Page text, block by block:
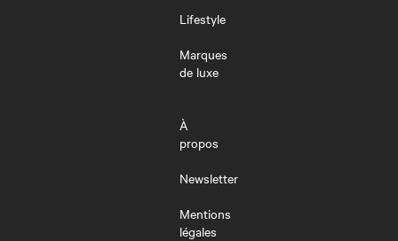
Lifestyle
Marques
de luxe
À
propos
Newsletter
Mentions
légales